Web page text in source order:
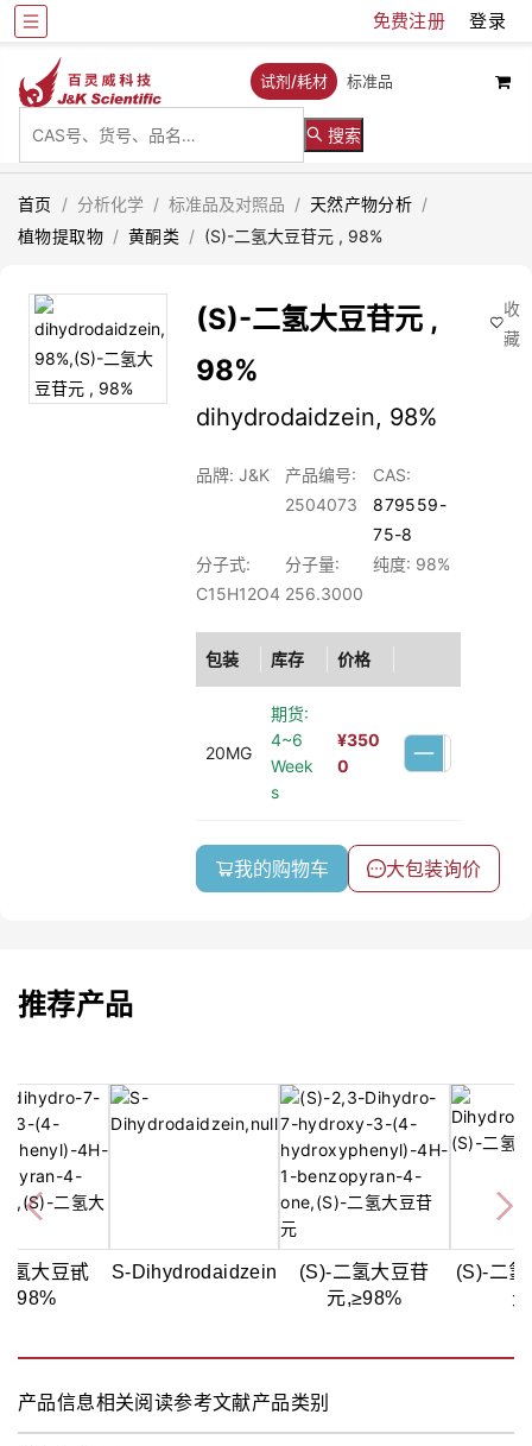
免费注册 登录
试剂/耗材 标准品
搜索
首页 / 分析化学 / 标准品及对照品 / 天然产物分析 /
植物提取物 / 黄酮类 / (S)-二氢大豆苷元 , 98%
(S)-二氢大豆苷元 ,
98%
dihydrodaidzein, 98%
品牌: J&K
产品编号:
2504073
CAS:
879559-
75-8
分子式:
C15H12O4
分子量:
256.3000
纯度: 98%
包装 库存 价格
20MG
期货:
4~6
Week
s
¥350
0
我的购物车 大包装询价
收
藏
推荐产品
氢大豆甙
,98%
S-Dihydrodaidzein
(S)-二氢大豆苷
元,≥98%
(S)-二
元
产品信息相关阅读参考文献产品类别